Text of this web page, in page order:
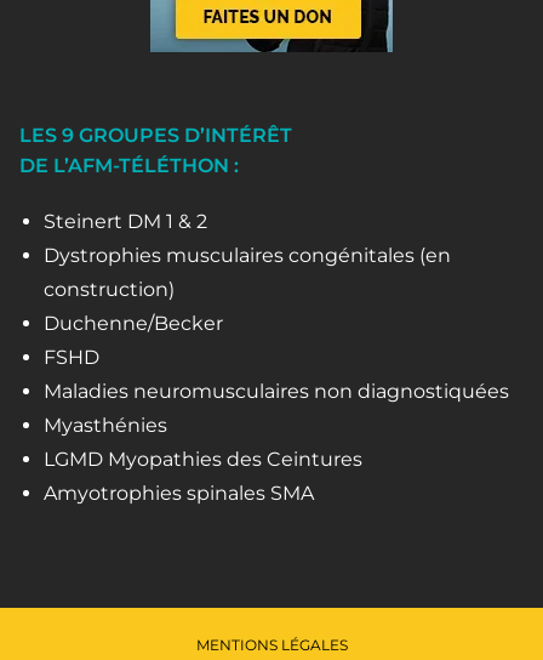
LES 9 GROUPES D’INTÉRÊT
DE L’AFM-TÉLÉTHON :
Steinert DM 1 & 2
Dystrophies musculaires congénitales (en
construction)
Duchenne/Becker
FSHD
Maladies neuromusculaires non diagnostiquées
Myasthénies
LGMD Myopathies des Ceintures
Amyotrophies spinales SMA
MENTIONS LÉGALES